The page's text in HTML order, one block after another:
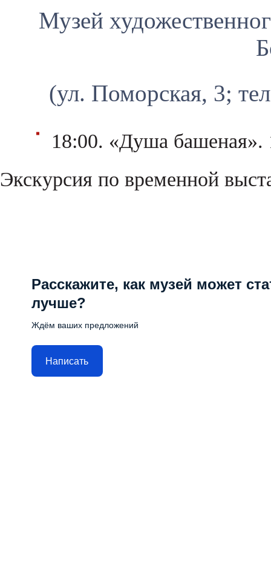
Музей
(ул. Поморская, 3;
18:00. «Душа башеная».
Экскурсия по временной
Расскажите, как музей может
лучше?
Ждём ваших предложений
Написать